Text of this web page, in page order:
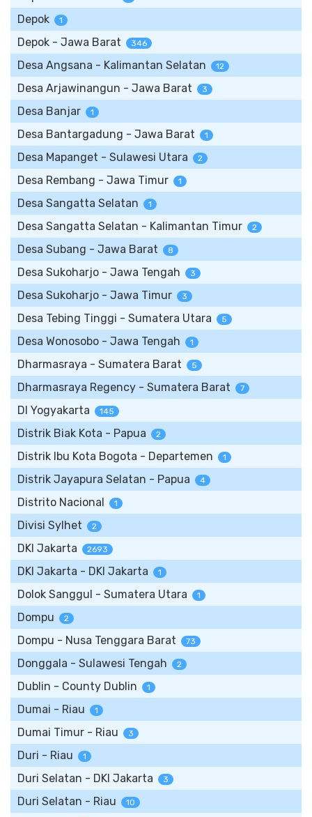
Depok 1
Depok - Jawa Barat 346
Desa Angsana - Kalimantan Selatan 12
Desa Arjawinangun - Jawa Barat 3
Desa Banjar 1
Desa Bantargadung - Jawa Barat 1
Desa Mapanget - Sulawesi Utara 2
Desa Rembang - Jawa Timur 1
Desa Sangatta Selatan 1
Desa Sangatta Selatan - Kalimantan Timur 2
Desa Subang - Jawa Barat 8
Desa Sukoharjo - Jawa Tengah 3
Desa Sukoharjo - Jawa Timur 3
Desa Tebing Tinggi - Sumatera Utara 5
Desa Wonosobo - Jawa Tengah 1
Dharmasraya - Sumatera Barat 5
Dharmasraya Regency - Sumatera Barat 7
DI Yogyakarta 145
Distrik Biak Kota - Papua 2
Distrik Ibu Kota Bogota - Departemen 1
Distrik Jayapura Selatan - Papua 4
Distrito Nacional 1
Divisi Sylhet 2
DKI Jakarta 2693
DKI Jakarta - DKI Jakarta 1
Dolok Sanggul - Sumatera Utara 1
Dompu 2
Dompu - Nusa Tenggara Barat 73
Donggala - Sulawesi Tengah 2
Dublin - County Dublin 1
Dumai - Riau 1
Dumai Timur - Riau 3
Duri - Riau 1
Duri Selatan - DKI Jakarta 3
Duri Selatan - Riau 10